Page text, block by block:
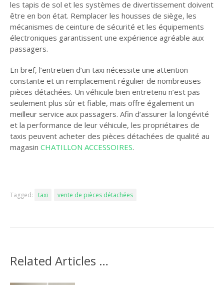
les tapis de sol et les systèmes de divertissement doivent
être en bon état. Remplacer les housses de siège, les
mécanismes de ceinture de sécurité et les équipements
électroniques garantissent une expérience agréable aux
passagers.
En bref, l’entretien d’un taxi nécessite une attention
constante et un remplacement régulier de nombreuses
pièces détachées. Un véhicule bien entretenu n’est pas
seulement plus sûr et fiable, mais offre également un
meilleur service aux passagers. Afin d’assurer la longévité
et la performance de leur véhicule, les propriétaires de
taxis peuvent acheter des pièces détachées de qualité au
magasin CHATILLON ACCESSOIRES.
Tagged: taxi vente de pièces détachées
Related Articles …